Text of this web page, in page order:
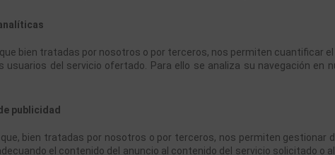
bien tratadas por nosotros o por terceros, nos permiten cuantificar
usuarios del servicio ofertado. Para ello se analiza su navegación
publicidad
bien tratadas por nosotros o por terceros, nos permiten
el contenido del anuncio al contenido del servicio solicitado